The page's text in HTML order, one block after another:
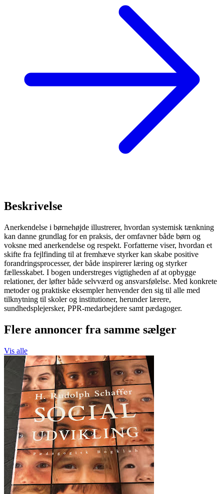
Beskrivelse
Anerkendelse i børnehøjde illustrerer, hvordan systemisk tænkning
kan danne grundlag for en praksis, der omfavner både børn og
voksne med anerkendelse og respekt. Forfatterne viser, hvordan et
skifte fra fejlfinding til at fremhæve styrker kan skabe positive
forandringsprocesser, der både inspirerer læring og styrker
fællesskabet. I bogen understreges vigtigheden af at opbygge
relationer, der løfter både selvværd og ansvarsfølelse. Med konkrete
metoder og praktiske eksempler henvender den sig til alle med
tilknytning til skoler og institutioner, herunder lærere,
sundhedsplejersker, PPR-medarbejdere samt pædagoger.
Flere annoncer fra samme sælger
Vis alle